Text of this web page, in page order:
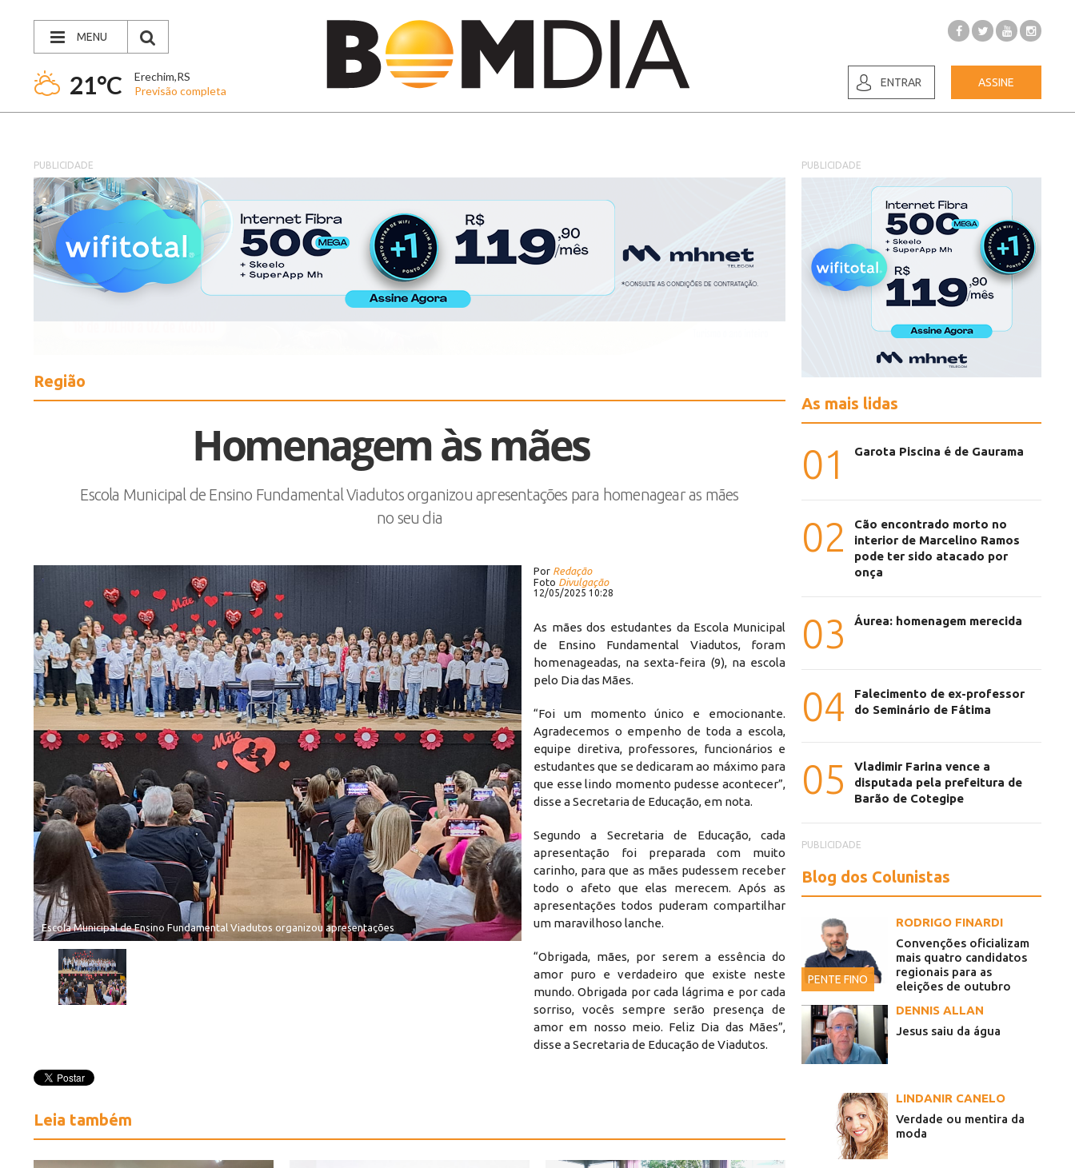
MENU
21°C
Erechim,RS
Previsão completa
ENTRAR ASSINE
PUBLICIDADE
Região
Homenagem às mães
Escola Municipal de Ensino Fundamental Viadutos organizou apresentações para homenagear as mães
no seu dia
Escola Municipal de Ensino Fundamental Viadutos organizou apresentações
Por Redação
Foto Divulgação
12/05/2025 10:28
As mães dos estudantes da Escola Municipal
de Ensino Fundamental Viadutos, foram
homenageadas, na sexta-feira (9), na escola
pelo Dia das Mães.
“Foi um momento único e emocionante.
Agradecemos o empenho de toda a escola,
equipe diretiva, professores, funcionários e
estudantes que se dedicaram ao máximo para
que esse lindo momento pudesse acontecer”,
disse a Secretaria de Educação, em nota.
Segundo a Secretaria de Educação, cada
apresentação foi preparada com muito
carinho, para que as mães pudessem receber
todo o afeto que elas merecem. Após as
apresentações todos puderam compartilhar
um maravilhoso lanche.
“Obrigada, mães, por serem a essência do
amor puro e verdadeiro que existe neste
mundo. Obrigada por cada lágrima e por cada
sorriso, vocês sempre serão presença de
amor em nosso meio. Feliz Dia das Mães”,
disse a Secretaria de Educação de Viadutos.
Leia também
PUBLICIDADE
As mais lidas
01 Garota Piscina é de Gaurama
02
Cão encontrado morto no
interior de Marcelino Ramos
pode ter sido atacado por
onça
03 Áurea: homenagem merecida
04
Falecimento de ex-professor
do Seminário de Fátima
05
Vladimir Farina vence a
disputada pela prefeitura de
Barão de Cotegipe
PUBLICIDADE
Blog dos Colunistas
PENTE FINO
RODRIGO FINARDI
Convenções oficializam
mais quatro candidatos
regionais para as
eleições de outubro
DENNIS ALLAN
Jesus saiu da água
LINDANIR CANELO
Verdade ou mentira da
moda